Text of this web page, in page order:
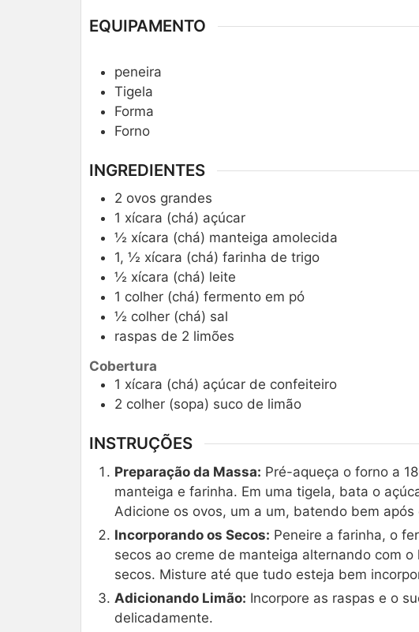
EQUIPAMENTO
peneira
Tigela
Forma
Forno
INGREDIENTES
2 ovos grandes
1 xícara (chá) açúcar
½ xícara (chá) manteiga amolecida
1, ½ xícara (chá) farinha de trigo
½ xícara (chá) leite
1 colher (chá) fermento em pó
½ colher (chá) sal
raspas de 2 limões
Cobertura
1 xícara (chá) açúcar de confeiteiro
2 colher (sopa) suco de limão
INSTRUÇÕES
Preparação da Massa: Pré-aqueça o forno a
manteiga e farinha. Em uma tigela, bata o
Adicione os ovos, um a um, batendo bem após
Incorporando os Secos: Peneire a farinha, o
secos ao creme de manteiga alternando com
secos. Misture até que tudo esteja bem
Adicionando Limão: Incorpore as raspas e o
delicadamente.